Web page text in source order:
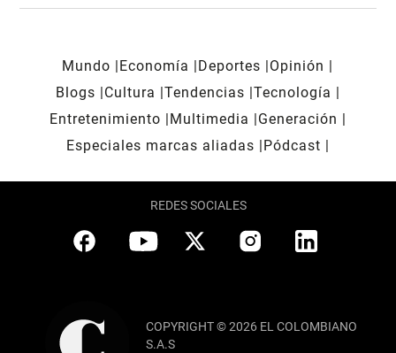
Mundo Economía Deportes
Opinión
Blogs
Cultura Tendencias Tecnología
Entretenimiento
Multimedia
Generación
Especiales marcas aliadas
Pódcast
REDES SOCIALES
COPYRIGHT © 2026 EL COLOMBIANO
S.A.S